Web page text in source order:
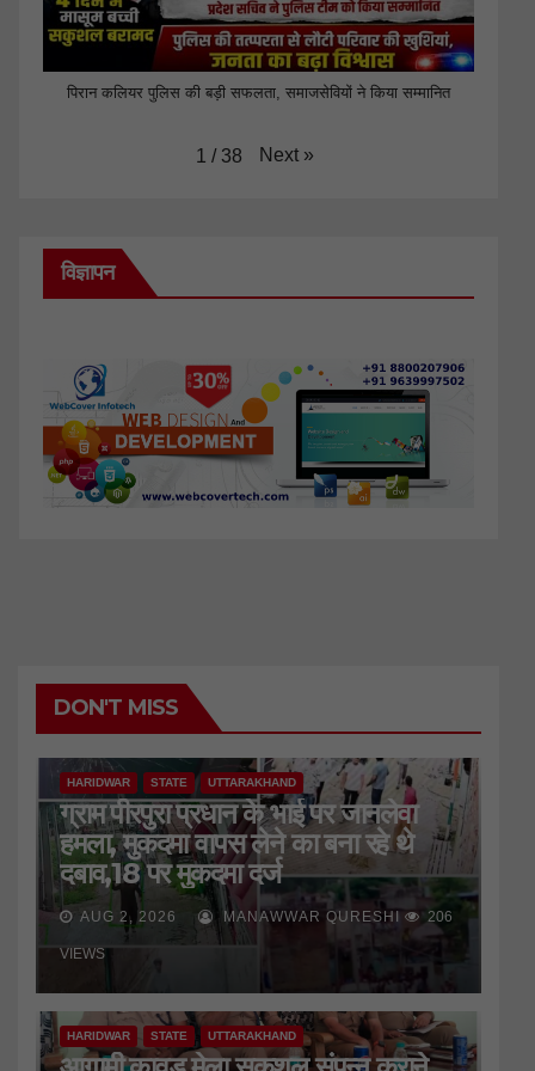
पिरान कलियर पुलिस की बड़ी सफलता, समाजसेवियों ने किया सम्मानित
1 / 38 Next »
विज्ञापन
DON'T MISS
HARIDWAR STATE UTTARAKHAND
ग्राम पीरपुरा प्रधान के भाई पर जानलेवा
हमला, मुकदमा वापस लेने का बना रहे थे
दबाव,18 पर मुकदमा दर्ज
AUG 2, 2026 MANAWWAR QURESHI 206
VIEWS
HARIDWAR STATE UTTARAKHAND